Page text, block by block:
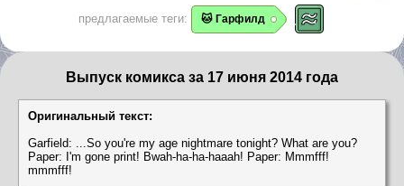
предлагаемые теги: 🐱 Гарфилд
Выпуск комикса за 17 июня 2014 года
Оригинальный текст:
Garfield: ...So you're my age nightmare tonight? What are you?
Paper: I'm gone print! Bwah-ha-ha-haaah! Paper: Mmmfff!
mmmfff!